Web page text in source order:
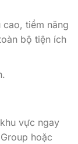
tiềm năng
bộ tiện ích
vực ngay
hoặc